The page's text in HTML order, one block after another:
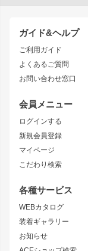
ガイド&ヘルプ
ご利用ガイド
よくあるご質問
お問い合わせ窓口
会員メニュー
ログインする
新規会員登録
マイページ
こだわり検索
各種サービス
WEBカタログ
装着ギャラリー
お知らせ
JZX90 CHASER
JZX110 MARK II
JZX100 MARK II
JZX90 MARK II
トレノ
マークX
ニッサン
S15 シルビア
S14 シルビア 後期
S13 シルビア
180SX
シルエイティ
エアロシリーズ
ドリフトライン
風神
雷神
リアウイング
ジムニーパーツ
ホイール